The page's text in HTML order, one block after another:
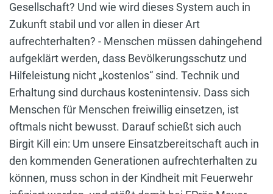
Gesellschaft? Und wie wird dieses System auch in
Zukunft stabil und vor allen in dieser Art
aufrechterhalten? - Menschen müssen dahingehend
aufgeklärt werden, dass Bevölkerungsschutz und
Hilfeleistung nicht „kostenlos“ sind. Technik und
Erhaltung sind durchaus kostenintensiv. Dass sich
Menschen für Menschen freiwillig einsetzen, ist
oftmals nicht bewusst. Darauf schießt sich auch
Birgit Kill ein: Um unsere Einsatzbereitschaft auch in
den kommenden Generationen aufrechterhalten zu
können, muss schon in der Kindheit mit Feuerwehr